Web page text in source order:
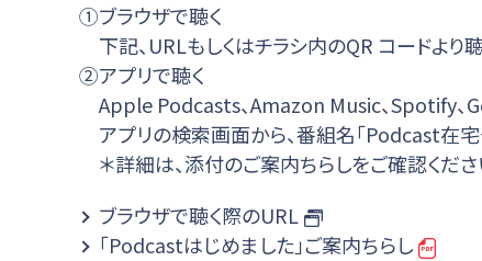
①ブラウザで聴く
下記、URLもしくはチラシ内のQR コードより
②アプリで聴く
Apple Podcasts、Amazon Music、Spotify、
アプリの検索画面から、番組名「Podcast在
＊詳細は、添付のご案内ちらしをご確認くださ
ブラウザで聴く際のURL
「Podcastはじめました」ご案内ちらし